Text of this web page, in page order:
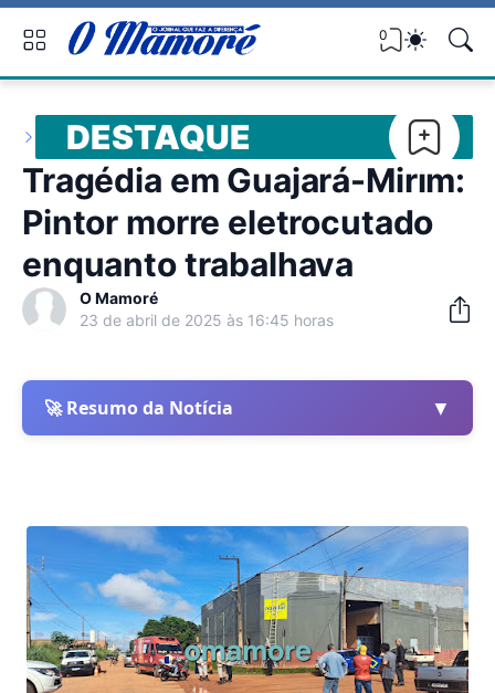
0
DESTAQUE
Tragédia em Guajará-Mirim:
Pintor morre eletrocutado
enquanto trabalhava
O Mamoré
23 de abril de 2025 às 16:45 horas
🚀 Resumo da Notícia ▼